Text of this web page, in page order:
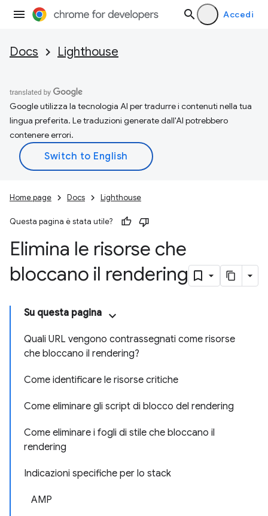
Accedi
Docs Lighthouse
Google utilizza la tecnologia AI per tradurre i contenuti nella tua
lingua preferita. Le traduzioni generate dall'AI potrebbero
contenere errori.
Home page Docs Lighthouse
Questa pagina è stata utile?
Elimina le risorse che
bloccano il rendering
Su questa pagina
Quali URL vengono contrassegnati come risorse
che bloccano il rendering?
Come identificare le risorse critiche
Come eliminare gli script di blocco del rendering
Come eliminare i fogli di stile che bloccano il
rendering
Indicazioni specifiche per lo stack
AMP